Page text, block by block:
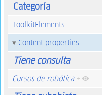
Categoría
ToolkitElements
Content properties
Tiene consulta
Cursos de robótica +